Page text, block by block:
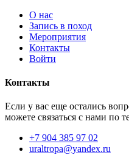
О нас
Запись в поход
Мероприятия
Контакты
Войти
Контакты
Если у вас еще остались
можете связаться с нами по
+7 904 385 97 02
uraltropa@yandex.ru